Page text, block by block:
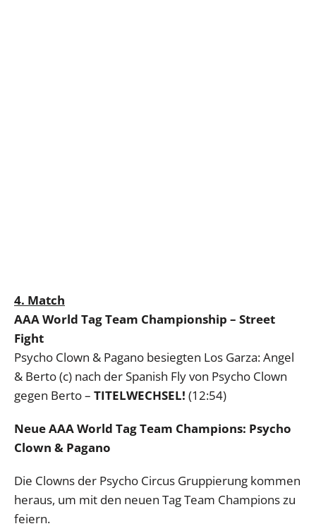
4. Match
AAA World Tag Team Championship – Street
Fight
Psycho Clown & Pagano besiegten Los Garza: Angel
& Berto (c) nach der Spanish Fly von Psycho Clown
gegen Berto – TITELWECHSEL! (12:54)
Neue AAA World Tag Team Champions: Psycho
Clown & Pagano
Die Clowns der Psycho Circus Gruppierung kommen
heraus, um mit den neuen Tag Team Champions zu
feiern.